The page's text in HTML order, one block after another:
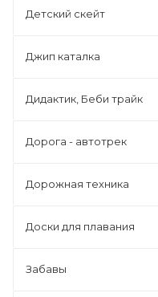
Детский скейт
Джип каталка
Дидактик, Беби трайк
Дорога - автотрек
Дорожная техника
Доски для плавания
Забавы